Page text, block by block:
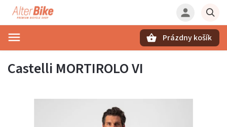
Prázdny košík
Castelli MORTIROLO VI